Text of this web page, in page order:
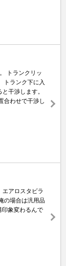
トランクリッ
トランク下に入
干渉します。
合わせで干渉し
エアロスタビラ
の場合は汎用品
印象変わるんで